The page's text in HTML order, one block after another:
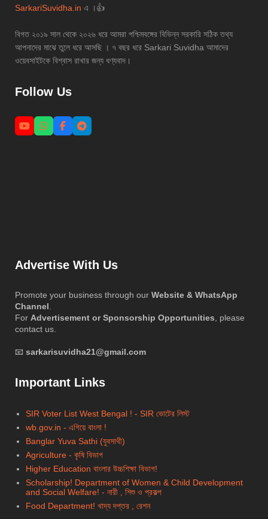
SarkariSuvidha.in এ ।👍
বিগত ২০১৯ সাল থেকে ২০২৬ ধরে আমরা পশ্চিমবঙ্গের বিভিন্ন সরকারি সঠিক তথ্য
আপনাদের মাঝে তুলে ধরে আসছি । ৭ বছর ধরে Sarkari Suvidha আমাদের
ওয়েবসাইটকে বিশ্বাস রাখার জন্য ধণ্যবাদ।
Follow Us
Advertise With Us
Promote your business through our Website & WhatsApp
Channel
For Advertisement or Sponsorship Opportunities , please
contact us.
📧 sarkarisuvidha21@gmail.com
Important Links
SIR Voter List West Bengal ! - SIR ভোটের লিস্ট
wb.gov.in - এগিয়ে বাংলা !
Banglar Yuva Sathi (যুবসাথী)
Agriculture - কৃষি বিভাগ
Higher Education বাংলার উচ্চশিক্ষা বিভাগ!
Scholarship! Department of Women & Child Development
and Social Welfare! - নারী , শিশু ও প্রকল্প
Food Department! খাদ্য দপ্তর , রেশন